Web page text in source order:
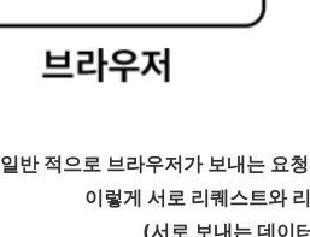
일반 적으로 브라우저가 보내는 요
이렇게 서로 리퀘스트와
(서로 보내는 데이